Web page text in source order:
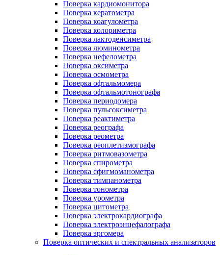
Поверка кардиомонитора
Поверка кератометра
Поверка коагулометра
Поверка колориметра
Поверка лактоденсиметра
Поверка люминометра
Поверка нефелометра
Поверка оксиметра
Поверка осмометра
Поверка офтальмомера
Поверка офтальмотонографа
Поверка периодомера
Поверка пульсоксиметра
Поверка реактиметра
Поверка реографа
Поверка реометра
Поверка реоплетизмографа
Поверка ритмовазометра
Поверка спирометра
Поверка сфигмоманометра
Поверка тимпанометра
Поверка тонометра
Поверка урометра
Поверка цитометра
Поверка электрокардиографа
Поверка электроэнцефалографа
Поверка эргомера
Поверка оптических и спектральных анализаторов